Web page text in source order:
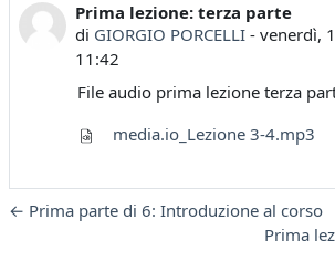
Prima lezione: terza parte
di GIORGIO PORCELLI- venerdì,
11:42
Numero di risposte: 0
File audio prima lezione terza
media.io_Lezione 3-4.mp3
← Prima parte di 6: Introduzione al corso
Prima